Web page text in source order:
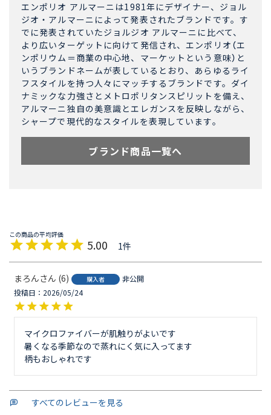
エンポリオ アルマーニは1981年にデザイナー、ジョル
ジオ・アルマーニによって発表されたブランドです。す
でに発表されていたジョルジオ アルマーニに比べて、
より広いターゲットに向けて発信され、エンポリオ（エ
ンポリウム＝商業の中心地、マーケットという意味）と
いうブランドネームが表しているとおり、あらゆるライ
フスタイルを持つ人々にマッチするブランドです。ダイ
ナミックな力強さとメトロポリタンスピリットを備え、
アルマーニ独自の美意識とエレガンスを反映しながら、
シャープで現代的なスタイルを表現しています。
ブランド商品一覧へ
5.00 1
まろん 6 購入者
非公開
投稿日
2026/05/24
マイクロファイバーが肌触りがよいです
暑くなる季節なので蒸れにく気に入ってます
柄もおしゃれです
すべてのレビューを見る